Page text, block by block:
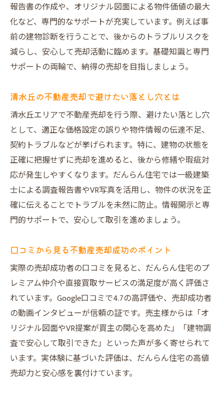
大阪市で注目される調査付き不動産売却と
は
売主・買主双方に納得の不動産売却を実現
清水丘エリアで信頼される売却サポート術
不動産売却で得られる笑顔の取引体験とは
清水丘エリアで信頼が集まる理由を紹介
実際の口コミが語る不動産売却の満足度
大阪不動産買取会社との違いを徹底比較
高評価を支えるプレミアム売却の実力
リフォーム提案が生み出す売却の新価値
VR活用による魅力的な売却アプローチの全貌
VR室内写真で魅力を最大限アピールする方
法
リフォームイメージ提案が買主に響く理由
不動産売却で差がつく最新技術の導入事例
大阪市の不動産買取業者と比較したアプロ
ーチ
買主の心をつかむプレミアム不動産売却手
法
清水丘エリアで進化する売却サポートとは
仲介手数料を抑えて賢く売るための最新戦略
不動産売却で仲介手数料を抑える方法
報告書の作成や、オリジナル図面による物件価値の最大
化など、専門的なサポートが充実しています。例えば事
前の建物診断を行うことで、後からのトラブルリスクを
減らし、安心して売却活動に臨めます。基礎知識と専門
サポートの両輪で、納得の売却を目指しましょう。
清水丘の不動産売却で避けたい落とし穴とは
清水丘エリアで不動産売却を行う際、避けたい落とし穴
として、適正な価格設定の誤りや物件情報の伝達不足、
契約トラブルなどが挙げられます。特に、建物の状態を
正確に把握せずに売却を進めると、後から修繕や瑕疵対
応が発生しやすくなります。だんらん住宅では一級建築
士による調査報告書やVR写真を活用し、物件の状況を正
確に伝えることでトラブルを未然に防止。情報開示と専
門的サポートで、安心して取引を進めましょう。
口コミから見る不動産売却成功のポイント
実際の売却成功者の口コミを見ると、だんらん住宅のプ
レミアム仲介や直接買取サービスの満足度が高く評価さ
れています。Google口コミで4.7の高評価や、売却成功者
の動画インタビューが信頼の証です。売主様からは「オ
リジナル図面やVR提案が買主の関心を高めた」「建物調
査で安心して取引できた」といった声が多く寄せられて
います。実体験に基づいた評価は、だんらん住宅の高値
売却力と安心感を裏付けています。